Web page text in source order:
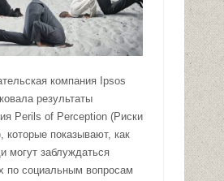
компания Ipsos
результаты
Perils of Perception (Риски
которые показывают, как
могут заблуждаться
по социальным вопросам